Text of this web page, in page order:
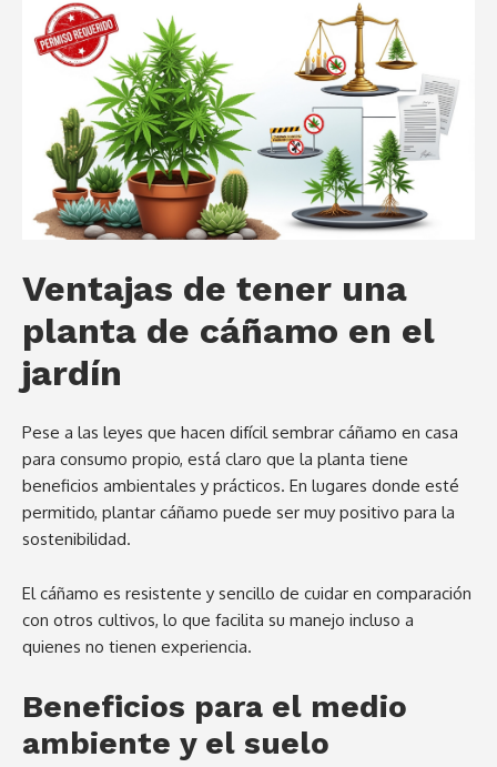
Ventajas de tener una
planta de cáñamo en el
jardín
Pese a las leyes que hacen difícil sembrar cáñamo en casa
para consumo propio, está claro que la planta tiene
beneficios ambientales y prácticos. En lugares donde esté
permitido, plantar cáñamo puede ser muy positivo para la
sostenibilidad.
El cáñamo es resistente y sencillo de cuidar en comparación
con otros cultivos, lo que facilita su manejo incluso a
quienes no tienen experiencia.
Beneficios para el medio
ambiente y el suelo